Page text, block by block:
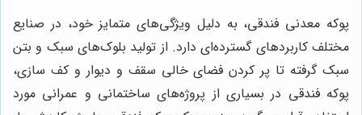
پوکه معدنی فندقی، به دلیل ویژگی‌های متمایز خود، در صنایع
مختلف کاربردهای گسترده‌ای دارد. از تولید بلوک‌های سبک و بتن
سبک گرفته تا پر کردن فضای خالی سقف و دیوار و کف سازی،
پوکه فندقی در بسیاری از پروژه‌های ساختمانی و عمرانی مورد